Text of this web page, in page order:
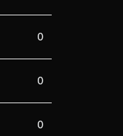
0
0
0